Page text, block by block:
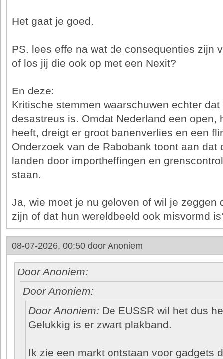
Het gaat je goed.
PS. lees effe na wat de consequenties zijn
of los jij die ook op met een Nexit?
En deze:
Kritische stemmen waarschuwen echter
desastreus is. Omdat Nederland een open,
heeft, dreigt er groot banenverlies en een
Onderzoek van de Rabobank toont aan dat
landen door importheffingen en
staan.
Ja, wie moet je nu geloven of wil je zeggen
zijn of dat hun wereldbeeld ook misvormd
08-07-2026, 00:50 door Anoniem
Door Anoniem:
Door Anoniem:
Door Anoniem: De EUSSR wil het dus
Gelukkig is er zwart plakband.
Ik zie een markt ontstaan voor gadgets